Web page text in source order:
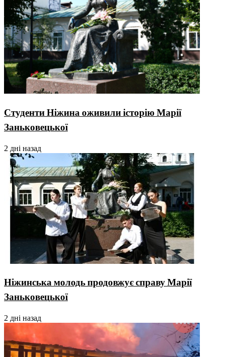
Студенти Ніжина оживили історію Марії
Заньковецької
2 дні назад
Ніжинська молодь продовжує справу Марії
Заньковецької
2 дні назад